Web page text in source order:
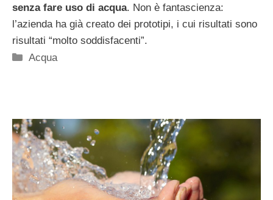
senza fare uso di acqua. Non è fantascienza:
l’azienda ha già creato dei prototipi, i cui risultati sono
risultati “molto soddisfacenti”.
Categorie
Acqua